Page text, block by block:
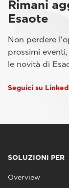
Rimani
Esaote
Non perdere
prossimi
le novità di
Seguici su
SOLUZIONI PER
Overview